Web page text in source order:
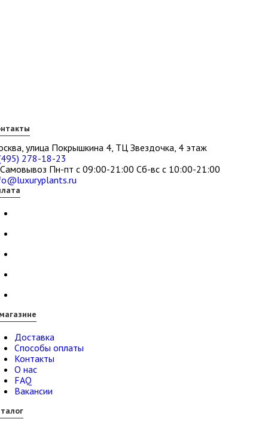
улица Покрышкина 4, ТЦ Звездочка, 4 этаж
278-18-23
Пн-пт с 09:00-21:00 Сб-вс с 10:00-21:00
Доставка
Способы оплаты
Контакты
О нас
FAQ
Вакансии